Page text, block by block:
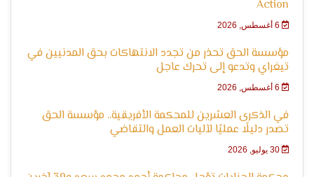
وحقوق
Action
مؤسسة الحق تحذر من تجدد الانتهاكات بحق المدنيين في
تيغراي وتدعو إلى تحرك عاجل
في الذكرى العشرين للمحكمة الأفريقية.. مؤسسة الحق
تصدر دليلًا عمليًا لآليات العمل والتقاضي
30 يوليو, 2026